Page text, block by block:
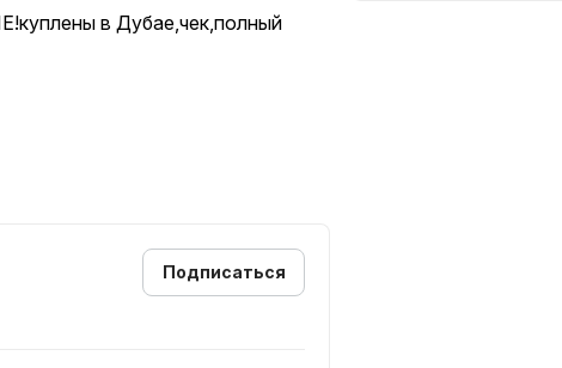
в Дубае,чек,полный
Подписаться